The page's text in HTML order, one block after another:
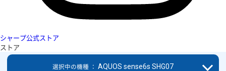
シャープ公式ストア
ストア
選択中の機種 ： AQUOS sense6s SHG07